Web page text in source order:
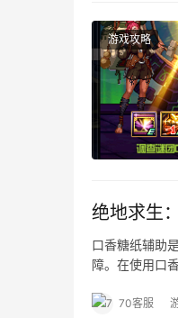
游戏攻略
绝地求生
口香糖纸辅助
障。在使用口
70客服